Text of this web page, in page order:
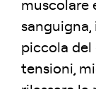
muscolare
sanguigna,
piccola del
tensioni,